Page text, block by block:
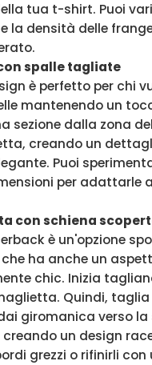
tua t-shirt. Puoi
la densità delle
spalle tagliate
è perfetto per chi
mantenendo un
sezione dalla zona
creando un
Puoi
per adattarle
con schiena
è un'opzione
ha anche un
chic. Inizia
Quindi, taglia
giromanica verso
creando un design
grezzi o rifinirli